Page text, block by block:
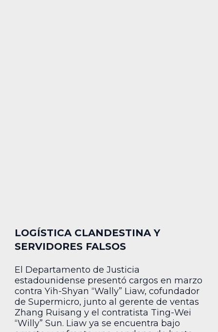
LOGÍSTICA CLANDESTINA Y
SERVIDORES FALSOS
El Departamento de Justicia
estadounidense presentó cargos en marzo
contra Yih-Shyan “Wally” Liaw, cofundador
de Supermicro, junto al gerente de ventas
Zhang Ruisang y el contratista Ting-Wei
“Willy” Sun. Liaw ya se encuentra bajo